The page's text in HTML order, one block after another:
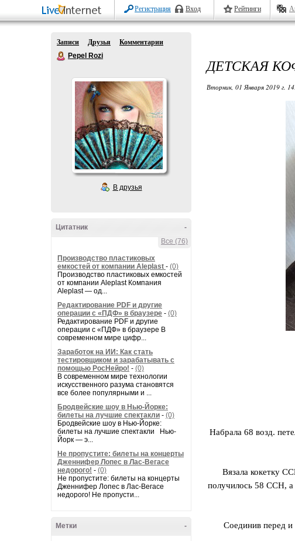
Регистрация Вход Рейтинги
Записи Друзья
Комментарии
Pepel Rozi
В друзья
-
Цитатник
Все (76)
Производство пластиковых
емкостей от компании Aleplast - (0)
Производство пластиковых емкостей
от компании Aleplast Компания
Aleplast — од...
Редактирование PDF и другие
операции с «ПДФ» в браузере - (0)
Редактирование PDF и другие
операции с «ПДФ» в браузере В
современном мире цифр...
Заработок на ИИ: Как стать
тестировщиком и зарабатывать с
помощью РосНейро! - (0)
В современном мире технологии
искусственного разума становятся
все более популярными и ...
Бродвейские шоу в Нью-Йорке:
билеты на лучшие спектакли - (0)
Бродвейские шоу в Нью-Йорке:
билеты на лучшие спектакли Нью-
Йорк — э...
Не пропустите: билеты на концерты
Дженнифер Лопес в Лас-Вегасе
недорого! - (0)
Не пропустите: билеты на концерты
Дженнифер Лопес в Лас-Вегасе
недорого! Не пропусти...
-
Метки
ДЕТСКАЯ
Вторник, 01 Января 2019 г.
Набрала 68 возд.
Вязала кокетку
получилось 58 ССН, а
Соединив перед